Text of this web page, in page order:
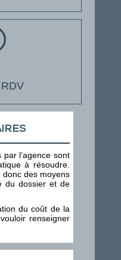
l’agence sont
à résoudre.
donc des moyens
du dossier et de
du coût de la
renseigner